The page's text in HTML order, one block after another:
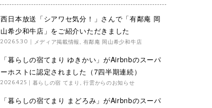
西日本放送「シアワセ気分！」さんで「有鄰庵 岡
山希少和牛店」をご紹介いただきました
2026.5.30 メディア掲載情報 有鄰庵 岡山希少和牛店
「暮らしの宿てまり ゆきかい」がAirbnbのスーパ
ーホストに認定されました（7四半期連続）
2026.4.25 暮らしの宿 てまり ,行雲からのお知らせ
「暮らしの宿てまり まどろみ」がAirbnbのスーパ